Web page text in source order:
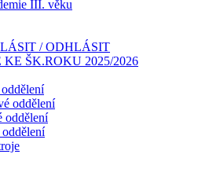
III. věku
/ ODHLÁSIT
ŠK.ROKU 2025/2026
oddělení
oddělení
oddělení